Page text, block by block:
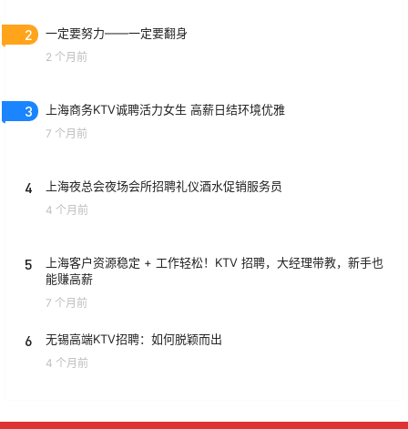
2 一定要努力——一定要翻身
2 个月前
3 上海商务KTV诚聘活力女生 高薪日结环境优雅
7 个月前
4 上海夜总会夜场会所招聘礼仪酒水促销服务员
4 个月前
5
上海客户资源稳定 + 工作轻松！KTV 招聘，大经理带教，新手也
能赚高薪
7 个月前
6 无锡高端KTV招聘：如何脱颖而出
4 个月前